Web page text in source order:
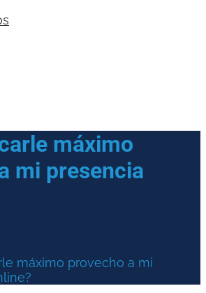
máximo
mi presencia
máximo provecho a mi